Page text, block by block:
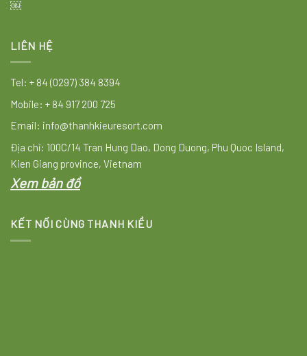
￼
LIÊN HỆ
Tel: + 84 (0297) 384 8394
Mobile: + 84 917 200 725
Email: info@thanhkieuresort.com
Địa chỉ: 100C/14 Tran Hung Dao, Dong Duong, Phu Quoc Island,
Kien Giang province, Vietnam
Xem bản đồ
KẾT NỐI CÙNG THANH KIỀU